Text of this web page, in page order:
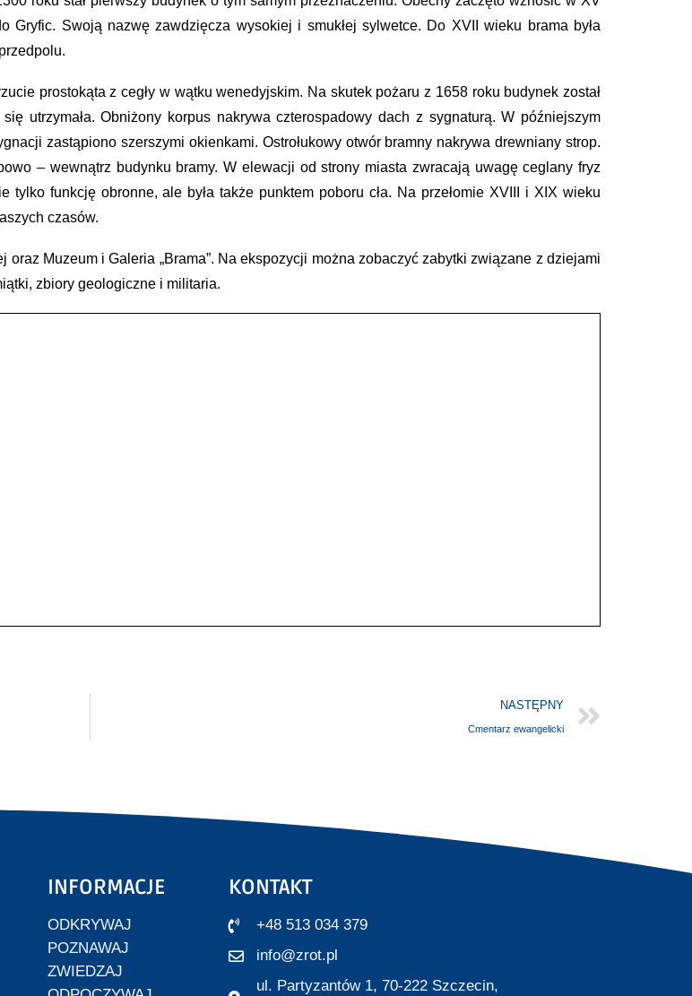
Swoją nazwę zawdzięcza wysokiej i smukłej sylwetce. Do XVII wieku brama była
prostokąta z cegły w wątku wenedyjskim. Na skutek pożaru z 1658 roku budynek został
utrzymała. Obniżony korpus nakrywa czterospadowy dach z sygnaturą. W późniejszym
zastąpiono szerszymi okienkami. Ostrołukowy otwór bramny nakrywa drewniany strop.
– wewnątrz budynku bramy. W elewacji od strony miasta zwracają uwagę ceglany fryz
tylko funkcję obronne, ale była także punktem poboru cła. Na przełomie XVIII i XIX wieku
czasów.
Muzeum i Galeria „Brama”. Na ekspozycji można zobaczyć zabytki związane z dziejami
zbiory geologiczne i militaria.
NASTĘPNY
Cmentarz ewangelicki
INFORMACJE
ODKRYWAJ
POZNAWAJ
ZWIEDZAJ
KONTAKT
+48 513 034 379
info@zrot.pl
ul. Partyzantów 1, 70-222 Szczecin,